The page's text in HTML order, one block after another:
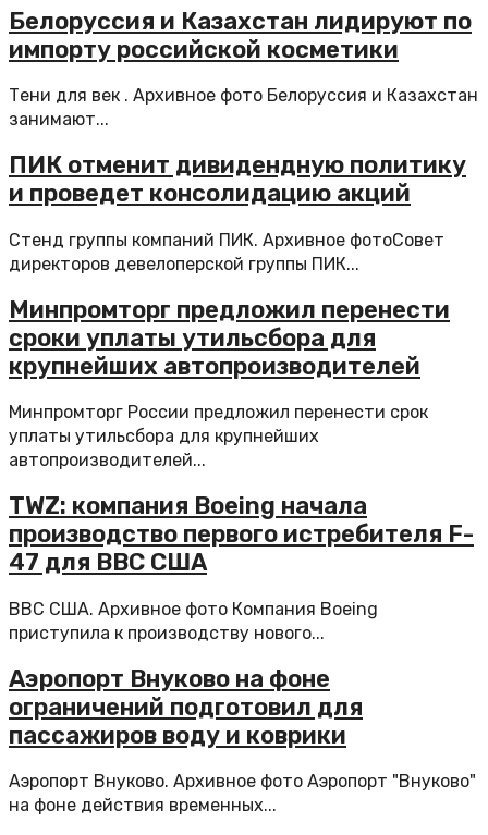
Белоруссия и Казахстан лидируют по
импорту российской косметики
Тени для век . Архивное фото Белоруссия и Казахстан
занимают...
ПИК отменит дивидендную политику
и проведет консолидацию акций
Стенд группы компаний ПИК. Архивное фотоСовет
директоров девелоперской группы ПИК...
Минпромторг предложил перенести
сроки уплаты утильсбора для
крупнейших автопроизводителей
Минпромторг России предложил перенести срок
уплаты утильсбора для крупнейших
автопроизводителей...
TWZ: компания Boeing начала
производство первого истребителя F-
47 для ВВС США
ВВС США. Архивное фото Компания Boeing
приступила к производству нового...
Аэропорт Внуково на фоне
ограничений подготовил для
пассажиров воду и коврики
Аэропорт Внуково. Архивное фото Аэропорт "Внуково"
на фоне действия временных...